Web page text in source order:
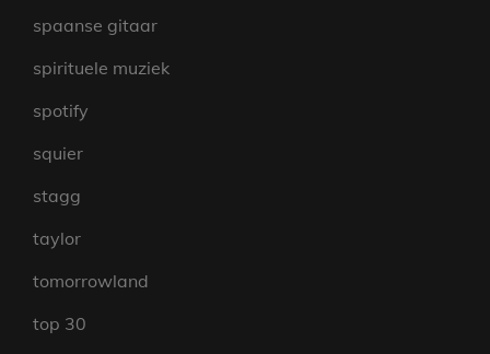
spaanse gitaar
spirituele muziek
spotify
squier
stagg
taylor
tomorrowland
top 30